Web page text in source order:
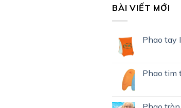
BÀI VIẾT MỚI
Phao tay
Phao tim